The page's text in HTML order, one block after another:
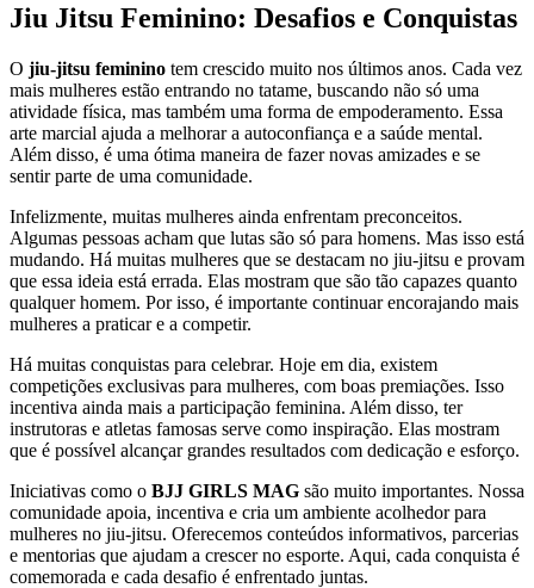
Jiu Jitsu Feminino: Desafios e Conquistas
O jiu-jitsu feminino tem crescido muito nos últimos anos. Cada vez
mais mulheres estão entrando no tatame, buscando não só uma
atividade física, mas também uma forma de empoderamento. Essa
arte marcial ajuda a melhorar a autoconfiança e a saúde mental.
Além disso, é uma ótima maneira de fazer novas amizades e se
sentir parte de uma comunidade.
Infelizmente, muitas mulheres ainda enfrentam preconceitos.
Algumas pessoas acham que lutas são só para homens. Mas isso está
mudando. Há muitas mulheres que se destacam no jiu-jitsu e provam
que essa ideia está errada. Elas mostram que são tão capazes quanto
qualquer homem. Por isso, é importante continuar encorajando mais
mulheres a praticar e a competir.
Há muitas conquistas para celebrar. Hoje em dia, existem
competições exclusivas para mulheres, com boas premiações. Isso
incentiva ainda mais a participação feminina. Além disso, ter
instrutoras e atletas famosas serve como inspiração. Elas mostram
que é possível alcançar grandes resultados com dedicação e esforço.
Iniciativas como o BJJ GIRLS MAG são muito importantes. Nossa
comunidade apoia, incentiva e cria um ambiente acolhedor para
mulheres no jiu-jitsu. Oferecemos conteúdos informativos, parcerias
e mentorias que ajudam a crescer no esporte. Aqui, cada conquista é
comemorada e cada desafio é enfrentado juntas.